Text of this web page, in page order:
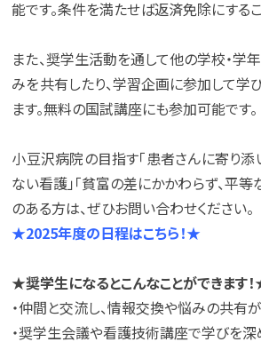
能です。条件を満たせば返済免除にするこ
また、奨学生活動を通して他の学校・学
みを共有したり、学習企画に参加して学
ます。無料の国試講座にも参加可能です。
小豆沢病院の目指す「患者さんに寄り添
ない看護」「貧富の差にかかわらず、平
のある方は、ぜひお問い合わせください。
★2025年度の日程はこちら！★
★奨学生になるとこんなことができます
・仲間と交流し、情報交換や悩みの共有が
・奨学生会議や看護技術講座で学びを深